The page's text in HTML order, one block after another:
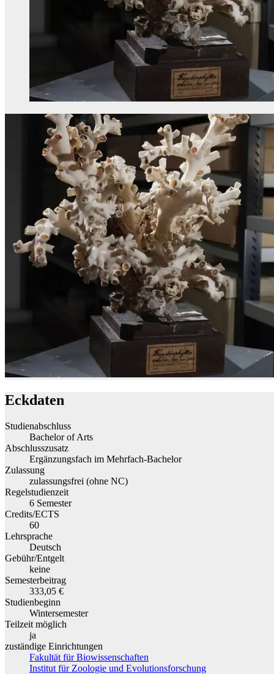
Eckdaten
Studienabschluss
Bachelor of Arts
Abschlusszusatz
Ergänzungsfach im Mehrfach-Bachelor
Zulassung
zulassungsfrei (ohne NC)
Regelstudienzeit
6 Semester
Credits/ECTS
60
Lehrsprache
Deutsch
Gebühr/Entgelt
keine
Semesterbeitrag
333,05 €
Studienbeginn
Wintersemester
Teilzeit möglich
ja
zuständige Einrichtungen
Fakultät für Biowissenschaften
Institut für Zoologie und Evolutionsforschung